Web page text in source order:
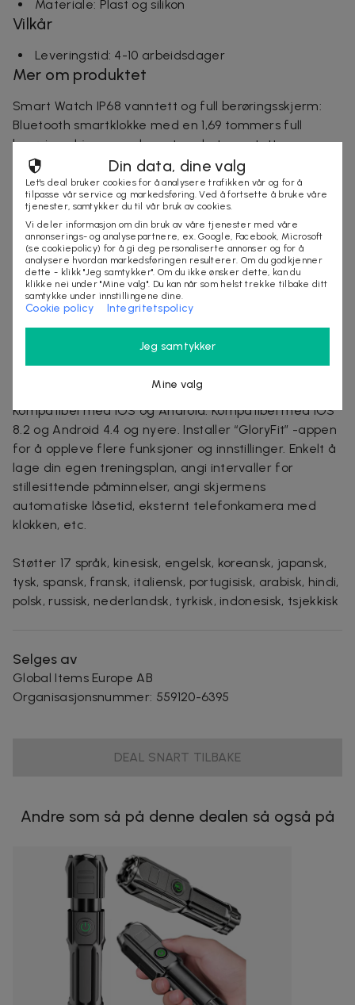
Materiale: Plast og silikon
Vilkår
Leveringstid: 4-10 arbeidsdager
Mer om produktet
Smart Watch IP68 vanntett og full berøringsskjerm:
Bluetooth smartklokke med en 1,69 tommers full
berøringsskjerm med en utmerket vanntett
ytelsesdesign, som lar deg nyte vannsport uten
bekymringer.
Treningssporing og 14 sportsmoduser: Støtter
turgåing, løping, sykling osv. ... Registrer
favorittsportdataene dine, kaloriforbruket ditt og
måle kaloriforbrenninger, søvnstatus og timemålinger
av pulsen din. MERK! All informasjon er kun til privat
referanse og skal ikke brukes som medisinsk grunnlag.
Batterilevetid med høy ytelse: Innebygd 180mAh
dager og har ventemodus i ca 10-15 dager. Vi
fullstendig før du bruker den for første gang.
Kompatibel med iOS og Android: Kompatibel med iOS
8.2 og Android 4.4 og nyere. Installer “GloryFit” -appen
for å oppleve flere funksjoner og innstillinger. Enkelt å
lage din egen treningsplan, angi intervaller for
stillesittende påminnelser, angi skjermens
automatiske låsetid, eksternt telefonkamera med
klokken, etc.
Støtter 17 språk, kinesisk, engelsk, koreansk, japansk,
tysk, spansk, fransk, italiensk, portugisisk, arabisk, hindi,
polsk, russisk, nederlandsk, tyrkisk, indonesisk, tsjekkisk
Selges av
Global Items Europe AB
Organisasjonsnummer: 559120-6395
DEAL SNART TILBAKE
Andre som så på denne dealen så også på
Din data, dine valg
Let's deal bruker cookies for å analysere trafikken vår og for å
tilpasse vår service og markedsføring. Ved å fortsette å bruke våre
tjenester, samtykker du til vår bruk av cookies.
Vi deler informasjon om din bruk av våre tjenester med våre
annonserings- og analysepartnere, ex. Google, Facebook, Microsoft
(se cookiepolicy) for å gi deg personaliserte annonser og for å
analysere hvordan markedsføringen resulterer. Om du godkjenner
dette - klikk "Jeg samtykker". Om du ikke ønsker dette, kan du
klikke nei under "Mine valg". Du kan når som helst trekke tilbake ditt
samtykke under innstillingene dine.
Cookie policy Integritetspolicy
Jeg samtykker
Mine valg